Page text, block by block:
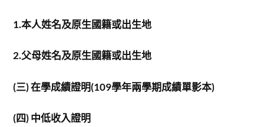
1.本人姓名及原生國籍或出生地
2.父母姓名及原生國籍或出生地
(三) 在學成績證明(109學年兩學期成績單影本)
(四) 中低收入證明